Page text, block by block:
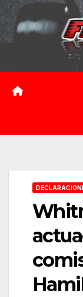
Saltar
contenido